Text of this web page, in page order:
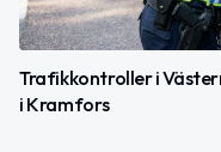
Trafikkontroller i
i Kramfors